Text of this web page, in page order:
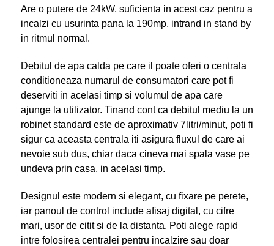
Are o putere de 24kW, suficienta in acest caz pentru a
incalzi cu usurinta pana la 190mp, intrand in stand by
in ritmul normal.
Debitul de apa calda pe care il poate oferi o centrala
conditioneaza numarul de consumatori care pot fi
deserviti in acelasi timp si volumul de apa care
ajunge la utilizator. Tinand cont ca debitul mediu la un
robinet standard este de aproximativ 7litri/minut, poti fi
sigur ca aceasta centrala iti asigura fluxul de care ai
nevoie sub dus, chiar daca cineva mai spala vase pe
undeva prin casa, in acelasi timp.
Designul este modern si elegant, cu fixare pe perete,
iar panoul de control include afisaj digital, cu cifre
mari, usor de citit si de la distanta. Poti alege rapid
intre folosirea centralei pentru incalzire sau doar